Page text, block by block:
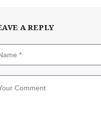
A REPLY